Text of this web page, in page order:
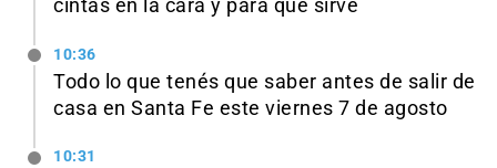
cintas en la cara y para qué sirve
10:36
Todo lo que tenés que saber antes de salir de
casa en Santa Fe este viernes 7 de agosto
10:31